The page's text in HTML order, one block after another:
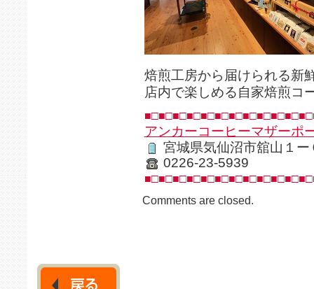
焙煎工房から届けられる新
店内で楽しめる自家焙煎コ
アンカーコーヒーマザーポ
宮城県気仙沼市舘山１ー
0226-23-5939
Comments are closed.